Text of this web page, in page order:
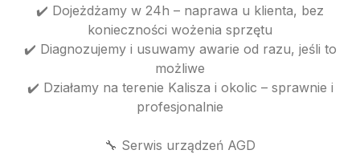
✔️ Dojeżdżamy w 24h – naprawa u klienta, bez
konieczności wożenia sprzętu
✔️ Diagnozujemy i usuwamy awarie od razu, jeśli to
możliwe
✔️ Działamy na terenie Kalisza i okolic – sprawnie i
profesjonalnie
🔧 Serwis urządzeń AGD